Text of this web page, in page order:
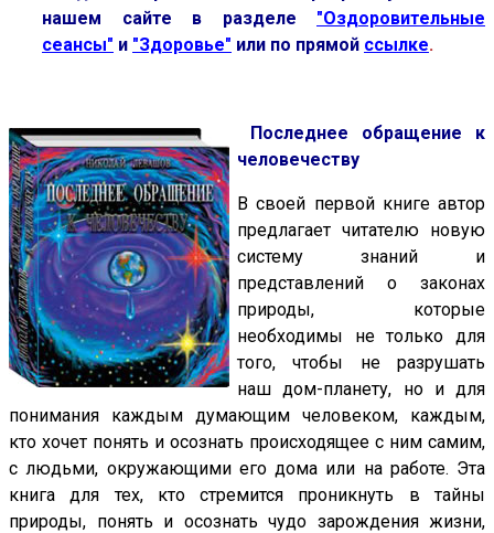
нашем сайте в разделе
"Оздоровительные
сеансы" и "Здоровье" или по прямой ссылке.
Последнее обращение к
человечеству
В своей первой книге автор
предлагает читателю новую
систему знаний и
представлений о законах
природы, которые
необходимы не только для
того, чтобы не разрушать
наш дом-планету, но и для
понимания каждым думающим человеком, каждым,
кто хочет понять и осознать происходящее с ним самим,
с людьми, окружающими его дома или на работе. Эта
книга для тех, кто стремится проникнуть в тайны
природы, понять и осознать чудо зарождения жизни,